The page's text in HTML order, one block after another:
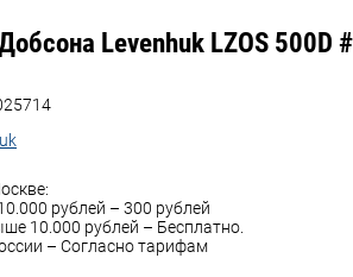
Levenhuk LZOS 500D
рублей – 300 рублей
10.000 рублей – Бесплатно.
– Согласно тарифам